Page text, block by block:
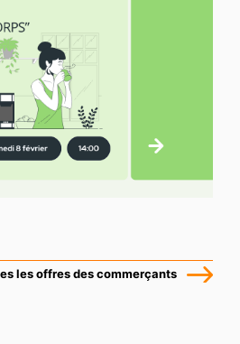
les offres des commerçants